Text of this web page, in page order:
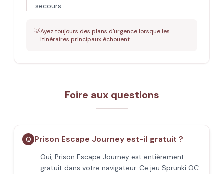
secours
💡Ayez toujours des plans d'urgence lorsque les
itinéraires principaux échouent
Foire aux questions
Q Prison Escape Journey est-il gratuit ?
Oui, Prison Escape Journey est entièrement
gratuit dans votre navigateur. Ce jeu Sprunki OC